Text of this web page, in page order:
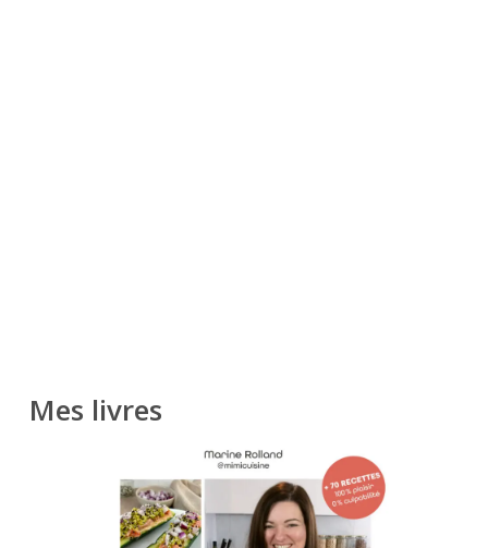
Mes livres